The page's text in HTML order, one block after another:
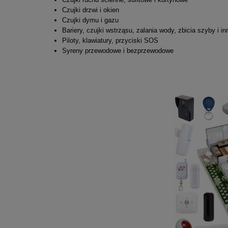
Czujki drzwi i okien
Czujki dymu i gazu
Bariery, czujki wstrząsu, zalania wody, zbicia szyby i
Piloty, klawiatury, przyciski SOS
Syreny przewodowe i bezprzewodowe